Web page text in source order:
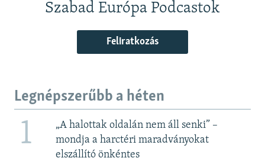
Szabad Európa Podcastok
Feliratkozás
Legnépszerűbb a héten
1
„A halottak oldalán nem áll senki” –
mondja a harctéri maradványokat
elszállító önkéntes